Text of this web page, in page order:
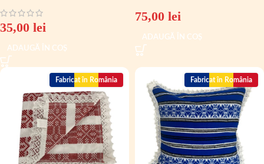
35,00 lei
ADAUGĂ ÎN COȘ
75,00 lei
ADAUGĂ ÎN COȘ
Fabricat în România Fabricat în România